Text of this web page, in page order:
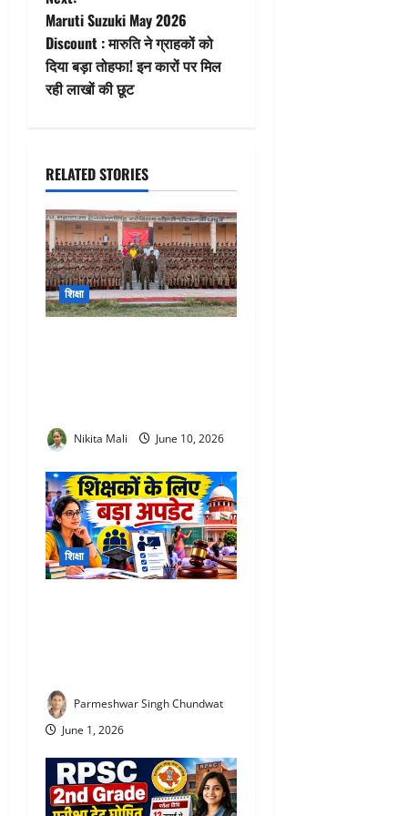
n
a
i
g
a
t
i
Maruti Suzuki May 2026
Discount : मारुति ने ग्राहकों को
दिया बड़ा तोहफा! इन कारों पर मिल
रही लाखों की छूट
RELATED STORIES
शिक्षा
Nikita Mali June 10, 2026
शिक्षा
Parmeshwar Singh Chundwat
June 1, 2026